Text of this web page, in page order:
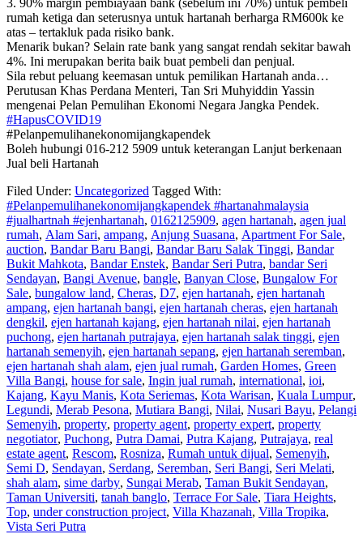
rumah ketiga dan seterusnya untuk hartanah berharga RM600k ke
atas – tertakluk pada risiko bank.
Menarik bukan? Selain rate bank yang sangat rendah sekitar bawah
4%. Ini merupakan berita baik buat pembeli dan penjual.
Sila rebut peluang keemasan untuk pemilikan Hartanah anda…
Perutusan Khas Perdana Menteri, Tan Sri Muhyiddin Yassin
mengenai Pelan Pemulihan Ekonomi Negara Jangka Pendek.
#HapusCOVID19
#Pelanpemulihanekonomijangkapendek
Boleh hubungi 016-212 5909 untuk keterangan Lanjut berkenaan
Jual beli Hartanah
Filed Under: Uncategorized Tagged With:
#Pelanpemulihanekonomijangkapendek #hartanahmalaysia
#jualhartnah #ejenhartanah, 0162125909, agen hartanah, agen jual
rumah, Alam Sari, ampang, Anjung Suasana, Apartment For Sale,
auction, Bandar Baru Bangi, Bandar Baru Salak Tinggi, Bandar
Bukit Mahkota, Bandar Enstek, Bandar Seri Putra, bandar Seri
Sendayan, Bangi Avenue, bangle, Banyan Close, Bungalow For
Sale, bungalow land, Cheras, D7, ejen hartanah, ejen hartanah
ampang, ejen hartanah bangi, ejen hartanah cheras, ejen hartanah
dengkil, ejen hartanah kajang, ejen hartanah nilai, ejen hartanah
puchong, ejen hartanah putrajaya, ejen hartanah salak tinggi, ejen
hartanah semenyih, ejen hartanah sepang, ejen hartanah seremban,
ejen hartanah shah alam, ejen jual rumah, Garden Homes, Green
Villa Bangi, house for sale, Ingin jual rumah, international, ioi,
Kajang, Kayu Manis, Kota Seriemas, Kota Warisan, Kuala Lumpur,
Legundi, Merab Pesona, Mutiara Bangi, Nilai, Nusari Bayu, Pelangi
Semenyih, property, property agent, property expert, property
negotiator, Puchong, Putra Damai, Putra Kajang, Putrajaya, real
estate agent, Rescom, Rosniza, Rumah untuk dijual, Semenyih,
Semi D, Sendayan, Serdang, Seremban, Seri Bangi, Seri Melati,
shah alam, sime darby, Sungai Merab, Taman Bukit Sendayan,
Taman Universiti, tanah banglo, Terrace For Sale, Tiara Heights,
Top, under construction project, Villa Khazanah, Villa Tropika,
Vista Seri Putra